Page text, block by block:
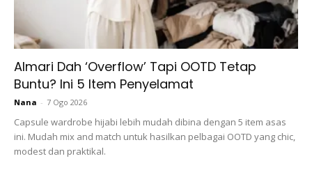
Menanjal dan sekatakan tona kulit
Tingkatkan penampilan keanjalan kulit, tekstur dan warna
dengan Squalane 100% tulen, Zaitun yang mudah diserap.
Tidak menyumbat pori, minyak ini menjadikan kulit lembut,
berkhasiat dan tidak berminyak.
Almari Dah ‘Overflow’ Tapi OOTD Tetap
Buntu? Ini 5 Item Penyelamat
Nana - 7 Ogo 2026
Capsule wardrobe hijabi lebih mudah dibina dengan 5 item asas
ini. Mudah mix and match untuk hasilkan pelbagai OOTD yang chic,
modest dan praktikal.